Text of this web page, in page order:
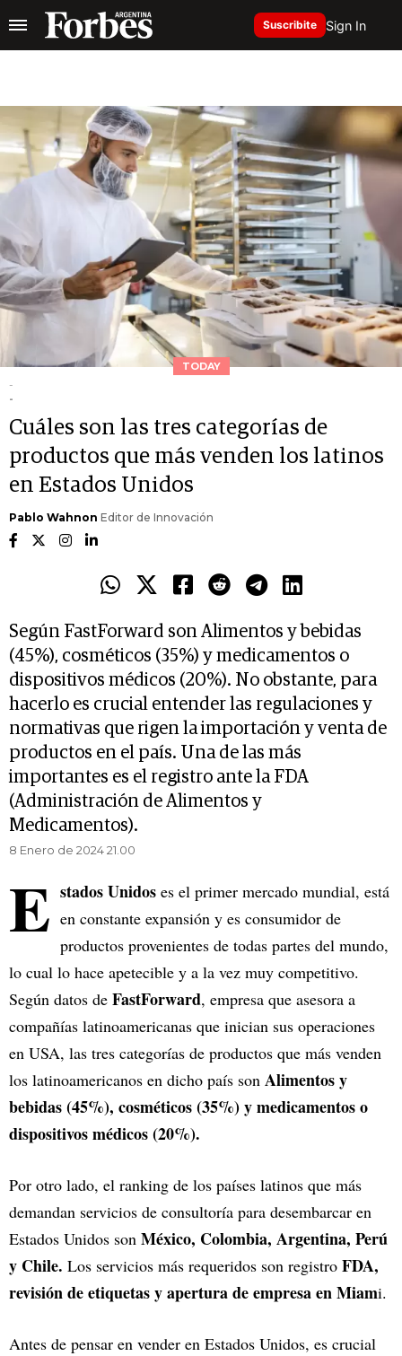
Suscribite Sign In
TODAY
-
-
Cuáles son las tres categorías de
productos que más venden los latinos
en Estados Unidos
Pablo Wahnon Editor de Innovación
Según FastForward son Alimentos y bebidas
(45%), cosméticos (35%) y medicamentos o
dispositivos médicos (20%). No obstante, para
hacerlo es crucial entender las regulaciones y
normativas que rigen la importación y venta de
productos en el país. Una de las más
importantes es el registro ante la FDA
(Administración de Alimentos y
Medicamentos).
8 Enero de 2024 21.00
E stados Unidos es el primer mercado mundial, está
en constante expansión y es consumidor de
productos provenientes de todas partes del mundo,
lo cual lo hace apetecible y a la vez muy competitivo.
Según datos de FastForward, empresa que asesora a
compañías latinoamericanas que inician sus operaciones
en USA, las tres categorías de productos que más venden
los latinoamericanos en dicho país son Alimentos y
bebidas (45%), cosméticos (35%) y medicamentos o
dispositivos médicos (20%).
Por otro lado, el ranking de los países latinos que más
demandan servicios de consultoría para desembarcar en
Estados Unidos son México, Colombia, Argentina, Perú
y Chile. Los servicios más requeridos son registro FDA,
revisión de etiquetas y apertura de empresa en Miami.
Antes de pensar en vender en Estados Unidos, es crucial